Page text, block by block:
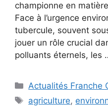
championne en
Face à l’urgence
tubercule, souvent
jouer un rôle crucial
polluants éternels, les
Catégories
Actualités Franche
Étiquettes
agriculture,